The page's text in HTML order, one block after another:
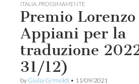
ITALIA PROSSIMAMENTE
Premio
Appiani per la
traduzione
31/12)
by Giulia Grimoldi • 11/09/2021